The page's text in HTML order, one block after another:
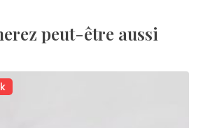
peut-être aussi